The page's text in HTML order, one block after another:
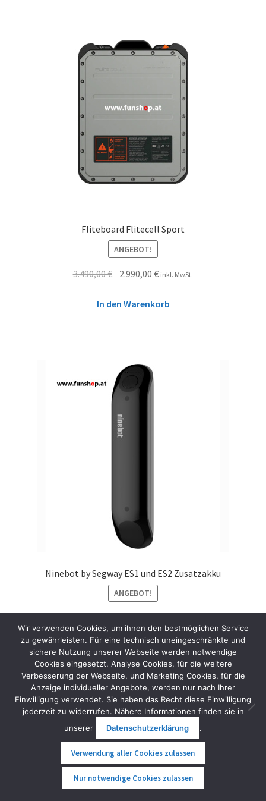
Fliteboard Flitecell Sport
ANGEBOT!
3.490,00€ 2.990,00€ inkl. MwSt.
In den Warenkorb
Ninebot by Segway ES1 und ES2 Zusatzakku
ANGEBOT!
Weiterlesen
Wir verwenden Cookies, um ihnen den bestmöglichen Service
zu gewährleisten. Für eine technisch uneingeschränkte und
sichere Nutzung unserer Webseite werden notwendige
Cookies eingesetzt. Analyse Cookies, für die weitere
Verbesserung der Webseite, und Marketing Cookies, für die
Anzeige individueller Angebote, werden nur nach Ihrer
Einwilligung verwendet. Sie haben das Recht diese Einwilligung
jederzeit zu widerrufen. Nähere Informationen finden sie in
unserer
Datenschutzerklärung .
Verwendung aller Cookies zulassen
Nur notwendige Cookies zulassen